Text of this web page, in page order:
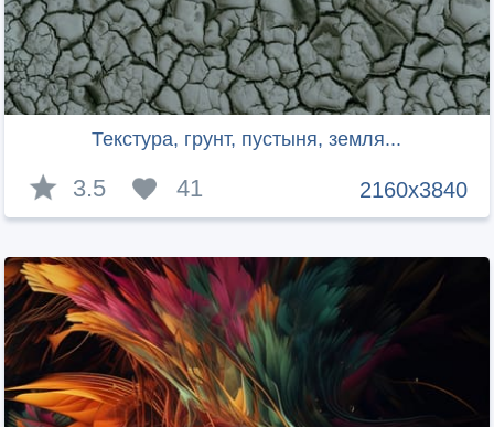
Текстура, грунт, пустыня, земля...
2160x3840
3.5 41